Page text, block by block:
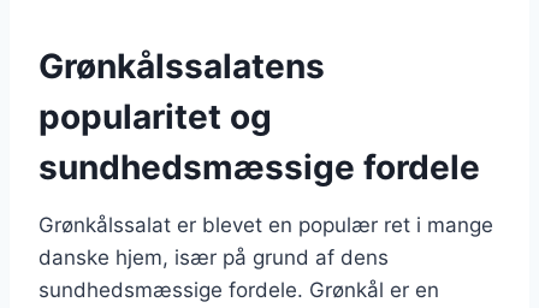
Grønkålssalatens
popularitet og
sundhedsmæssige fordele
Grønkålssalat er blevet en populær ret i mange
danske hjem, især på grund af dens
sundhedsmæssige fordele. Grønkål er en